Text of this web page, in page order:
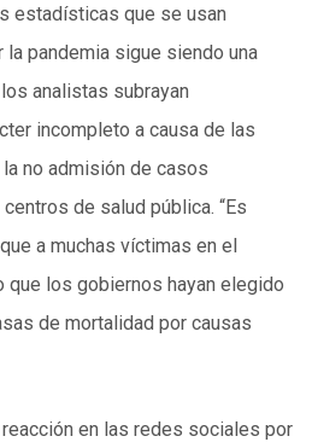
estadísticas que se usan
la pandemia sigue siendo una
analistas subrayan
incompleto a causa de las
no admisión de casos
de salud pública. “Es
a muchas víctimas en el
que los gobiernos hayan elegido
de mortalidad por causas
en las redes sociales por